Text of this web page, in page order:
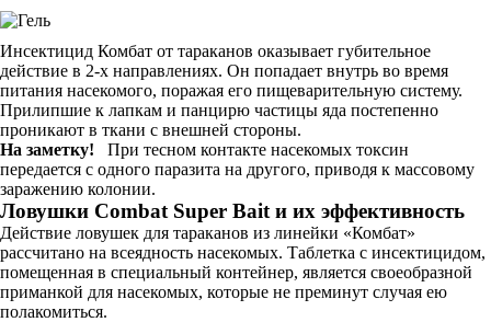
Инсектицид Комбат от тараканов оказывает губительное
действие в 2-х направлениях. Он попадает внутрь во время
питания насекомого, поражая его пищеварительную систему.
Прилипшие к лапкам и панцирю частицы яда постепенно
проникают в ткани с внешней стороны.
На заметку! При тесном контакте насекомых токсин
передается с одного паразита на другого, приводя к массовому
заражению колонии.
Ловушки Combat Super Bait и их эффективность
Действие ловушек для тараканов из линейки «Комбат»
рассчитано на всеядность насекомых. Таблетка с инсектицидом,
помещенная в специальный контейнер, является своеобразной
приманкой для насекомых, которые не преминут случая ею
полакомиться.